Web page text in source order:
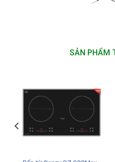
SẢN PHẨM